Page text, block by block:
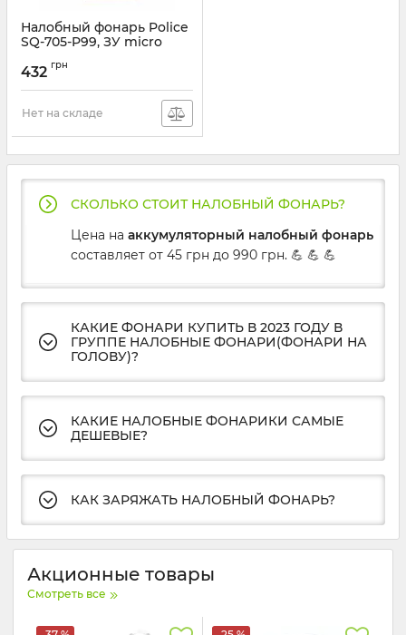
Налобный фонарь Police
SQ-705-P99, ЗУ micro
Артикул:
432 грн
Нет на складе
СКОЛЬКО СТОИТ НАЛОБНЫЙ ФОНАРЬ?
Цена на аккумуляторный налобный фонарь
составляет от 45 грн до 990 грн. 💪 💪 💪
КАКИЕ ФОНАРИ КУПИТЬ В 2023 ГОДУ В
ГРУППЕ НАЛОБНЫЕ ФОНАРИ(ФОНАРИ НА
ГОЛОВУ)?
КАКИЕ НАЛОБНЫЕ ФОНАРИКИ САМЫЕ
ДЕШЕВЫЕ?
КАК ЗАРЯЖАТЬ НАЛОБНЫЙ ФОНАРЬ?
Акционные товары
Смотреть все